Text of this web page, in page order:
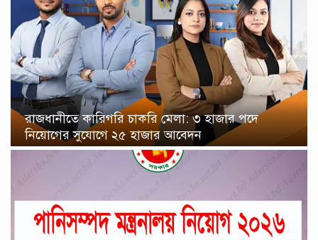
রাজধানীতে কারিগরি চাকরি মেলা: ৩ হাজার পদে
নিয়োগের সুযোগে ২৫ হাজার আবেদন